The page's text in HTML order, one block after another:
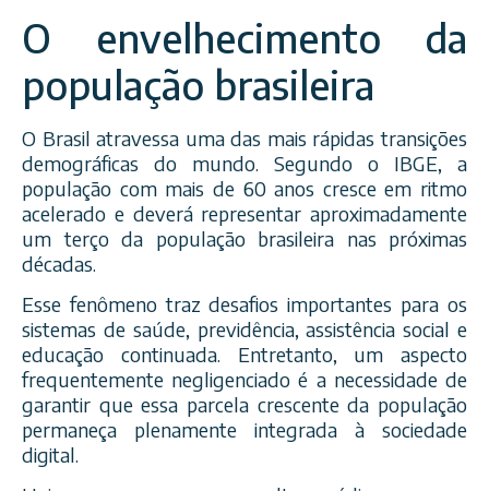
O envelhecimento da
população brasileira
O Brasil atravessa uma das mais rápidas transições
demográficas do mundo. Segundo o IBGE, a
população com mais de 60 anos cresce em ritmo
acelerado e deverá representar aproximadamente
um terço da população brasileira nas próximas
décadas.
Esse fenômeno traz desafios importantes para os
sistemas de saúde, previdência, assistência social e
educação continuada. Entretanto, um aspecto
frequentemente negligenciado é a necessidade de
garantir que essa parcela crescente da população
permaneça plenamente integrada à sociedade
digital.